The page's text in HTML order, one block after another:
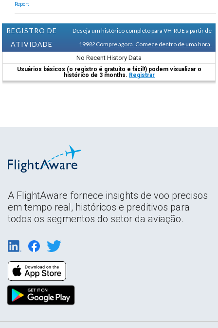
Report
REGISTRO DE
ATIVIDADE
Deseja um histórico completo para VH-RUE a partir de
1998? Compre agora. Comece dentro de uma hora.
No Recent History Data
Usuários básicos (o registro é gratuito e fácil!) podem visualizar o
histórico de 3 months. Registrar
A FlightAware fornece insights de voo precisos
em tempo real, históricos e preditivos para
todos os segmentos do setor da aviação.